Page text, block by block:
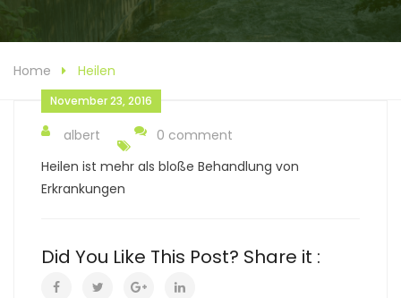
Home Heilen
November 23, 2016
albert
0 comment
Heilen ist mehr als bloße Behandlung von
Erkrankungen
Did You Like This Post? Share it :